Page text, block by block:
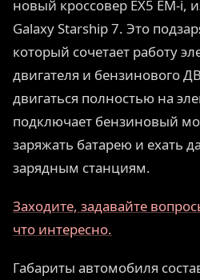
новый кроссовер EX5 EM-i,
Galaxy Starship 7. Это
который сочетает работу
двигателя и бензинового
двигаться полностью на
подключает бензиновый
заряжать батарею и ехать
зарядным станциям.
Заходите, задавайте
что интересно.
Габариты автомобиля